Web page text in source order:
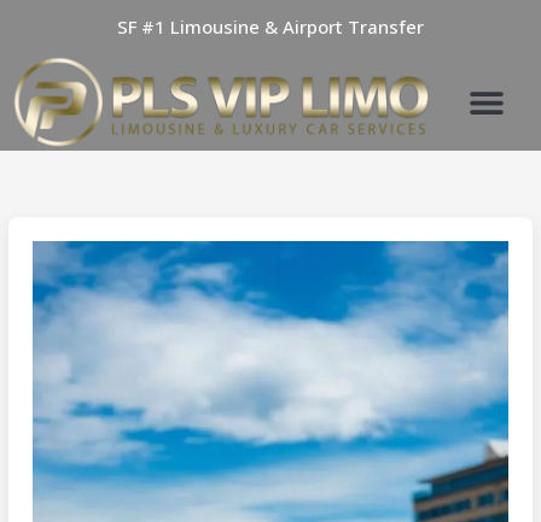
content
SF #1 Limousine & Airport Transfer